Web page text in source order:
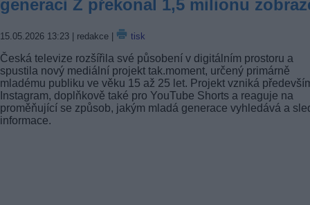
generaci Z překonal 1,5 milionu
15.05.2026 13:23 | redakce | tisk
Česká televize rozšířila své působení v digitálním prostoru a
spustila nový mediální projekt tak.moment, určený primárně
mladému publiku ve věku 15 až 25 let. Projekt vzniká
Instagram, doplňkově také pro YouTube Shorts a reaguje na
proměňující se způsob, jakým mladá generace vyhledává a
informace.